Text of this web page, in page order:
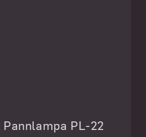
Pannlampa PL-22